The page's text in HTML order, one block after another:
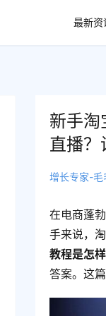
最新资
新手淘
直播？
增长专家-毛
在电商蓬
手来说，
教程是怎
答案。这